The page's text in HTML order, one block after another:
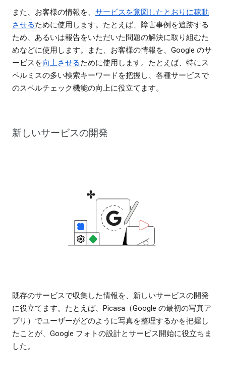
また、お客様の情報を、 サービスを意図したとおりに稼動
させるために使用します。たとえば、障害事例を追跡する
ため、あるいは報告をいただいた問題の解決に取り組むた
めなどに使用します。また、お客様の情報を、Google のサ
ービスを向上させるために使用します。たとえば、特にス
ペルミスの多い検索キーワードを把握し、各種サービスで
のスペルチェック機能の向上に役立てます。
新しいサービスの開発
既存のサービスで収集した情報を、新しいサービスの開発
に役立てます。たとえば、Picasa（Google の最初の写真ア
プリ）でユーザーがどのように写真を整理するかを把握し
たことが、Google フォトの設計とサービス開始に役立ちま
した。